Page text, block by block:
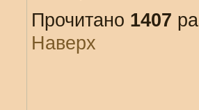
Прочитано 1407
Наверх